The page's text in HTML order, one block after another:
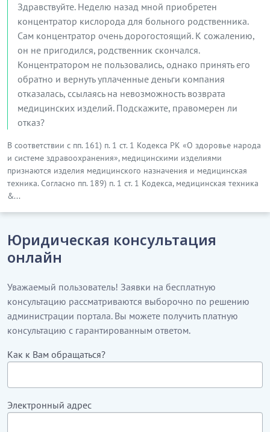
Здравствуйте. Неделю назад мной приобретен
концентратор кислорода для больного родственника.
Сам концентратор очень дорогостоящий. К сожалению,
он не пригодился, родственник скончался.
Концентратором не пользовались, однако принять его
обратно и вернуть уплаченные деньги компания
отказалась, ссылаясь на невозможность возврата
медицинских изделий. Подскажите, правомерен ли
отказ?
В соответствии с пп. 161) п. 1 ст. 1 Кодекса РК «О здоровье народа
и системе здравоохранения», медицинскими изделиями
признаются изделия медицинского назначения и медицинская
техника. Согласно пп. 189) п. 1 ст. 1 Кодекса, медицинская техника
&...
Юридическая консультация
онлайн
Уважаемый пользователь! Заявки на бесплатную
консультацию рассматриваются выборочно по решению
администрации портала. Вы можете получить платную
консультацию с гарантированным ответом.
Как к Вам обращаться?
Электронный адрес